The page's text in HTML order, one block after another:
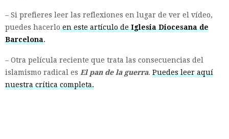
– Si prefieres leer las reflexiones en lugar de ver el vídeo,
puedes hacerloen este artículo deIglesia Diocesana de
Barcelona.
– Otra película reciente que trata las consecuencias del
islamismo radical es El pan de la guerra. Puedes leer aquí
nuestra crítica completa.